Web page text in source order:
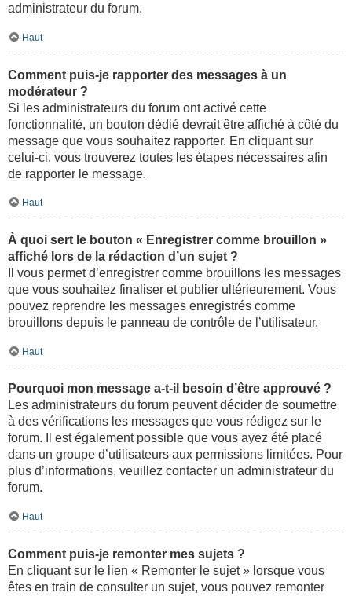
administrateur du forum.
Haut
Comment puis-je rapporter des messages à un
modérateur ?
Si les administrateurs du forum ont activé cette
fonctionnalité, un bouton dédié devrait être affiché à côté du
message que vous souhaitez rapporter. En cliquant sur
celui-ci, vous trouverez toutes les étapes nécessaires afin
de rapporter le message.
Haut
À quoi sert le bouton « Enregistrer comme brouillon »
affiché lors de la rédaction d’un sujet ?
Il vous permet d’enregistrer comme brouillons les messages
que vous souhaitez finaliser et publier ultérieurement. Vous
pouvez reprendre les messages enregistrés comme
brouillons depuis le panneau de contrôle de l’utilisateur.
Haut
Pourquoi mon message a-t-il besoin d’être approuvé ?
Les administrateurs du forum peuvent décider de soumettre
à des vérifications les messages que vous rédigez sur le
forum. Il est également possible que vous ayez été placé
dans un groupe d’utilisateurs aux permissions limitées. Pour
plus d’informations, veuillez contacter un administrateur du
forum.
Haut
Comment puis-je remonter mes sujets ?
En cliquant sur le lien « Remonter le sujet » lorsque vous
êtes en train de consulter un sujet, vous pouvez remonter